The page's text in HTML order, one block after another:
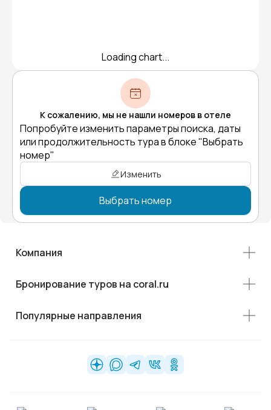
Loading chart...
К сожалению, мы не нашли номеров в отеле
Попробуйте изменить параметры поиска, даты
или продолжительность тура в блоке "Выбрать
номер"
Изменить
Выбрать номер
Компания
Бронирование туров на coral.ru
Популярные направления